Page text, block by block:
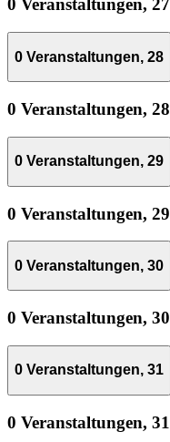
0 Veranstaltungen, 27
0 Veranstaltungen, 28
0 Veranstaltungen, 28
0 Veranstaltungen, 29
0 Veranstaltungen, 29
0 Veranstaltungen, 30
0 Veranstaltungen, 30
0 Veranstaltungen, 31
0 Veranstaltungen, 31